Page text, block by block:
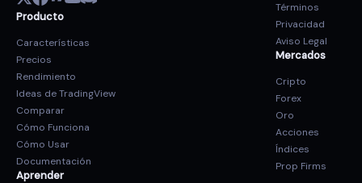
Producto
Características
Precios
Rendimiento
Ideas de TradingView
Comparar
Cómo Funciona
Cómo Usar
Documentación
Aprender
Términos
Privacidad
Aviso Legal
Mercados
Cripto
Forex
Oro
Acciones
Índices
Prop Firms